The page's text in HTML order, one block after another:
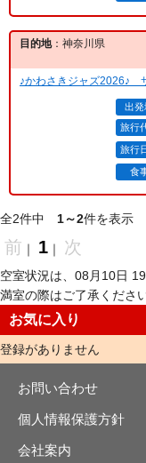
目的地：神奈川県
♪かわさきジャズ2026♪
出発
旅行
旅行
食
全2件中 1～2件を表示
前 ｜ 1 ｜ 次
空室状況は、08月10日
満室の際はご了承ください
お気に入り
登録がありません
お問い合わせ
個人情報保護方針
会社案内